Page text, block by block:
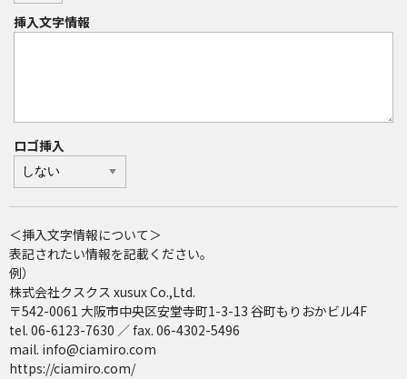
挿入文字情報
ロゴ挿入
＜挿入文字情報について＞
表記されたい情報を記載ください。
例）
株式会社クスクス xusux Co.,Ltd.
〒542-0061 大阪市中央区安堂寺町1-3-13 谷町もりおかビル4F
tel. 06-6123-7630 ／ fax. 06-4302-5496
mail. info@ciamiro.com
https://ciamiro.com/